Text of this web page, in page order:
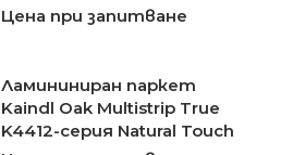
Цена при запитване
Ламининиран паркет
Kaindl Oak Multistrip True
K4412-серия Natural Touch